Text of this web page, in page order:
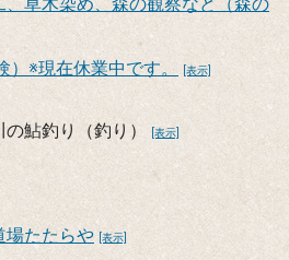
※現在休業中です。 [表示]
の鮎釣り（釣り） [表示]
場たたらや [表示]